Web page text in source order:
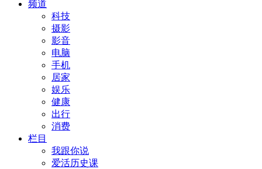
频道
科技
摄影
影音
电脑
手机
居家
娱乐
健康
出行
消费
栏目
我跟你说
爱活历史课